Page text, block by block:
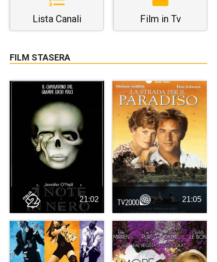
Lista Canali Film in Tv
FILM STASERA
21:02 21:05